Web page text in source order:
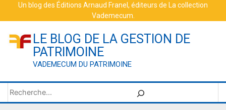
Un blog des Éditions Arnaud Franel , éditeurs de La collection
Vademecum
LE BLOG DE LA GESTION DE
PATRIMOINE
VADEMECUM DU PATRIMOINE
Rechercher